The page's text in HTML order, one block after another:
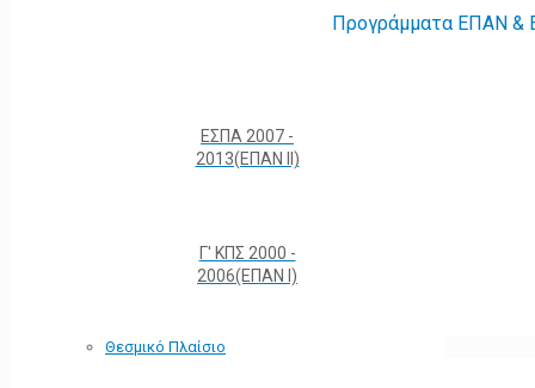
Προγράμματα ΕΠΑΝ &
ΕΣΠΑ 2007 -
2013(ΕΠΑΝ ΙΙ)
Γ' ΚΠΣ 2000 -
2006(ΕΠΑΝ Ι)
Θεσμικό Πλαίσιο